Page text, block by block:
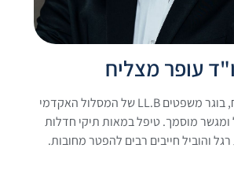
עופר מצליח
עו"ד עופר מצליח, בוגר משפטים LL.B של המסלול האקדמי
מוסמך. טיפל במאות תיקי חדלות
והוביל חייבים רבים להפטר מחובות.